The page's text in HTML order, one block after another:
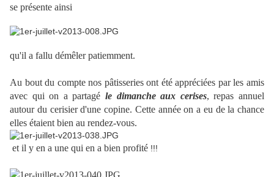
se présente ainsi
qu'il a fallu démêler patiemment.
Au bout du compte nos pâtisseries ont été appréciées par les amis
avec qui on a partagé le dimanche aux cerises, repas annuel
autour du cerisier d'une copine. Cette année on a eu de la chance
elles étaient bien au rendez-vous.
et il y en a une qui en a bien profité !!!